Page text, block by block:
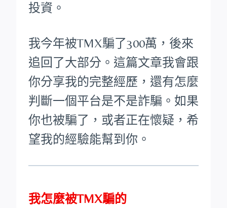
投資。
我今年被TMX騙了300萬，後來
追回了大部分。這篇文章我會跟
你分享我的完整經歷，還有怎麼
判斷一個平台是不是詐騙。如果
你也被騙了，或者正在懷疑，希
望我的經驗能幫到你。
我怎麼被TMX騙的